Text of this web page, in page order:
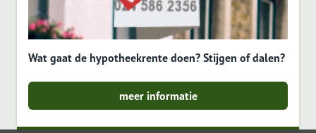
Wat gaat de hypotheekrente doen? Stijgen of dalen?
meer informatie